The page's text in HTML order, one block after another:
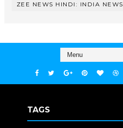
ZEE NEWS HINDI: INDIA NEWS
TAGS